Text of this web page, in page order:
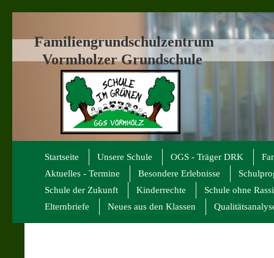
Familiengrundschulzentrum
Vormholzer Grundschule
Startseite Unsere Schule OGS - Träger DRK
Aktuelles - Termine
Besondere Erlebnisse
Schule der Zukunft
Kinderrechte
Schule ohne
Elternbriefe
Neues aus den Klassen